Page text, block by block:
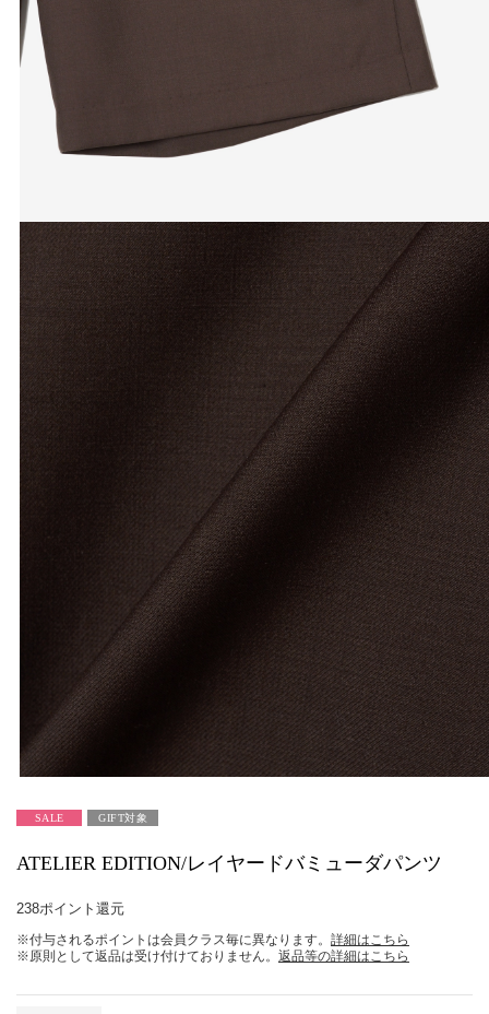
SALE GIFT対象
ATELIER EDITION/レイヤードバミューダパンツ
238ポイント還元
※付与されるポイントは会員クラス毎に異なります。 詳細はこちら
※原則として返品は受け付けておりません。 返品等の詳細はこちら